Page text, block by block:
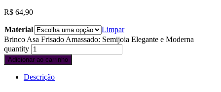
R$ 64,90
Material
Limpar
Brinco Asa Frisado Amassado: Semijoia Elegante e Moderna
quantity
Adicionar ao carrinho
Descrição